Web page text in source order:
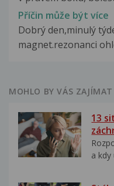
Příčin může být více
Dobrý den,minulý
magnet.rezonanci
MOHLO BY VÁS ZAJÍMAT
13
a kdy